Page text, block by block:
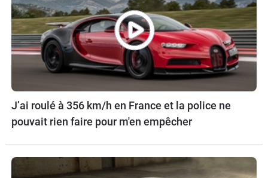
J’ai roulé à 356 km/h en France et la police ne
pouvait rien faire pour m'en empêcher